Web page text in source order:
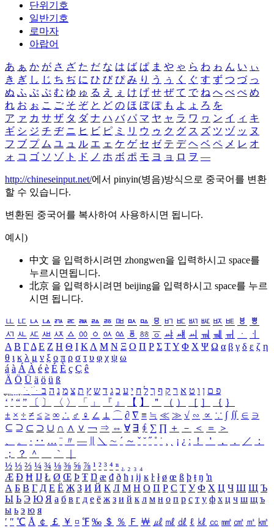
단위기호
일반기호
로마자
아랍어
あ ぁ か が さ ざ た だ な は ば ぱ ま や ゃ ら わ ゎ ん い ぃ
き ぎ し じ ち ぢ に ひ び ぴ み り う ぅ く ぐ す ず つ づ っ
ぬ ふ ぶ ぷ む ゆ ゅ る え ぇ け げ せ ぜ て で ね へ べ ぺ め
れ お ぉ こ ご そ ぞ と ど の ほ ぼ ぽ も よ ょ ろ を
ア ァ カ サ ザ タ ダ ナ ハ バ パ マ ヤ ャ ラ ワ ヮ ン イ ィ キ
ギ シ ジ チ ヂ ニ ヒ ビ ピ ミ リ ウ ゥ ク グ ス ズ ツ ヅ ッ ヌ
フ ブ プ ム ユ ュ ル エ ェ ケ ゲ セ ゼ テ デ ヘ ベ ペ メ レ オ
ォ コ ゴ ソ ゾ ト ド ノ ホ ボ ポ モ ヨ ョ ロ ヲ ―
http://chineseinput.net/에서 pinyin(병음)방식으로 중국어를 변환
할 수 있습니다.
변환된 중국어를 복사하여 사용하시면 됩니다.
예시)
中文 을 입력하시려면 zhongwen을 입력하시고 space를
누르시면됩니다.
北京 을 입력하시려면 beijing을 입력하시고 space를 누르
시면 됩니다.
ㅥ ㅦ ㅧ ㅨ ㅩ ㅪ ㅫ ㅬ ㅭ ㅮ ㅯ ㅰ ㅱ ㅲ ㅳ ㅴ ㅵ ㅶ ㅷ ㅸ
ㅹ
ㅺ ㅻ ㅼ ㅽ ㅾ ㅿ ㆀ ㆁ ㆂ ㆃ ㆄ ㆅ ㆆ ㆇ ㆈ ㆉ ㆊ ㆋ ㆌ ㆍ
ㆎ
Α Β ΓΔ Ε Ζ Η Θ Ι ΚΛ Μ Ν Ξ Ο Π Ρ Σ ΤΥ Φ Χ Ψ Ω α β γ δ ε ζ η
θ ι κ λ μ ν ξ ο π ρ σ τ υ φ χ ψ ω
á à Á À é è É È ç Ç ê
Ä Ö Ü ä ö ü ß
ִֶֹ ֻּ ׁׂ פ ם ן ו ט א ר ק ף ך ל ח י ע כ ג ד ש ץ ת צ מ נ ה ב
‘ ’ “ ” 〔 〕 〈 〉 「 」 『 』 【 】 ＂ （ ） ［ ］ ｛ ｝
± × ÷ ≠ ≤ ≥ ∞ ∴ ♂ ♀ ∠ ⊥ ⌒ ∂ ∇ ≡ ≒ ≪ ≫ √ ∽ ∝ ∵ ∫ ∬ ∈ ∋
⊆ ⊇ ⊂ ⊃ ∪ ∩ ∧ ∨ ￢ ⇒ ⇔ ∀ ∃ ∮ ∑ ∏ ＋ － ＜ ＝
＞
、
。 · ‥ … ¨ 〃 ― ＼ ∼ ´ ～ ˇ ˘ ˝ ˚ ˙ ¸ ¡ ¿ ː ！ ＇ ， ． ／
：
；
？ ＾ ｀
½ ⅓ ⅔ ¼ ¾ ⅛ ⅜ ⅝ ⅞ ¹ ² ³ ⁴ ⁿ ₁ ₂ ₃ ₄
Æ Ð Ħ Ĳ Ł Ø Œ Þ Ŧ Ŋ æ đ ð ħ ı ĳ ĸ ŀ ł ø œ ß þ ŧ ŋ ŉ
А Б В Г Д Е Ё Ж З И Й К Л М Н О П Р С Т У Ф Х Ц Ч Ш Щ Ъ
Ы Ь Э Ю Я а б в г д е ё ж з и й к л м н о п р с т у ф х ц ч ш щ ъ
ы ь э ю я
′ ″ ℃ Å ￠ ￡ ￥ ¤ ℉ ‰ ＄ ％ Ｆ ￦ ㎕ ㎖ ㎗ ℓ ㎘ ㏄ ㎣ ㎤ ㎥ ㎦